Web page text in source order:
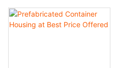
Modular Workspace
dengan Pengaturan Cepat,
Mobilitas & Daya tahan.